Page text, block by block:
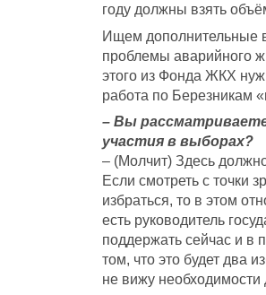
году должны взять
Ищем дополнительные
проблемы аварийного
этого из Фонда ЖКХ
работа по Березникам
– Вы
участия в выборах?
– (Молчит) Здесь
Если смотреть с точки
избраться, то в этом
есть руководитель
поддержать сейчас и в
том, что это будет два
не вижу необходимости